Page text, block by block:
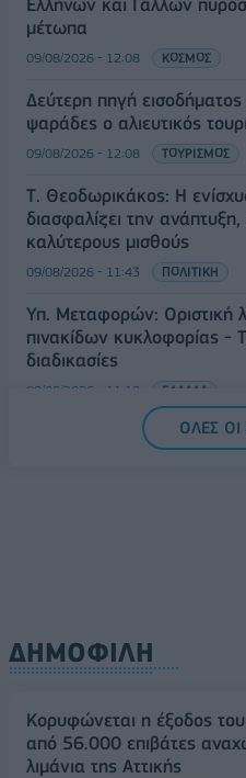
μέτωπα
09/08/2026 - 12:08 ΚΟΣΜΟΣ
Δεύτερη πηγή
ψαράδες ο αλιευτικός
09/08/2026 - 12:08 ΤΟΥΡΙΣΜΟΣ
Τ. Θεοδωρικάκος: Η
διασφαλίζει την
καλύτερους μισθούς
09/08/2026 - 11:43 ΠΟΛΙΤΙΚΗ
Υπ. Μεταφορών: Οριστική
πινακίδων κυκλοφορίας -
διαδικασίες
09/08/2026 - 11:18 ΕΛΛΑΔΑ
Στα 15 δισ. ευρώ ο
- Η «ακτινογραφία» της
ΟΛΕΣ ΟΙ
ΔΗΜΟΦΙΛΗ
Κορυφώνεται η έξοδος
από 56.000 επιβάτες
λιμάνια της Αττικής